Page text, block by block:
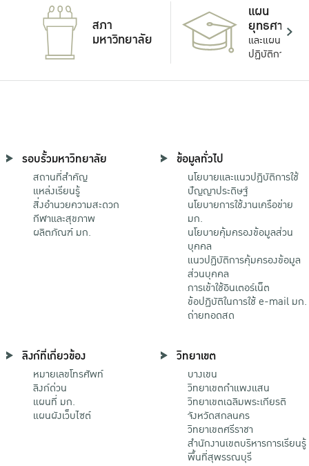
สภา
มหาวิทยาลัย
แผน
ยุทธศาสตร์
และแผน
ปฏิบัติการ
รอบรั้วมหาวิทยาลัย
สถานที่สำคัญ
แหล่งเรียนรู้
สิ่งอำนวยความสะดวก
กีฬาและสุขภาพ
ผลิตภัณฑ์ มก.
ข้อมูลทั่วไป
นโยบายและแนวปฏิบัติการใช้
ปัญญาประดิษฐ์
นโยบายการใช้งานเครือข่าย
มก.
นโยบายคุ้มครองข้อมูลส่วน
บุคคล
แนวปฏิบัติการคุ้มครองข้อมูล
ส่วนบุคคล
การเข้าใช้อินเตอร์เน็ต
ข้อปฏิบัติในการใช้ e-mail มก.
ถ่ายทอดสด
ลิงก์ที่เกี่ยวข้อง
หมายเลขโทรศัพท์
ลิงก์ด่วน
แผนที่ มก.
แผนผังเว็บไซต์
วิทยาเขต
บางเขน
วิทยาเขตกําแพงแสน
วิทยาเขตเฉลิมพระเกียรติ
จังหวัดสกลนคร
วิทยาเขตศรีราชา
สำนักงานเขตบริหารการเรียนรู้
พื้นที่สุพรรณบุรี